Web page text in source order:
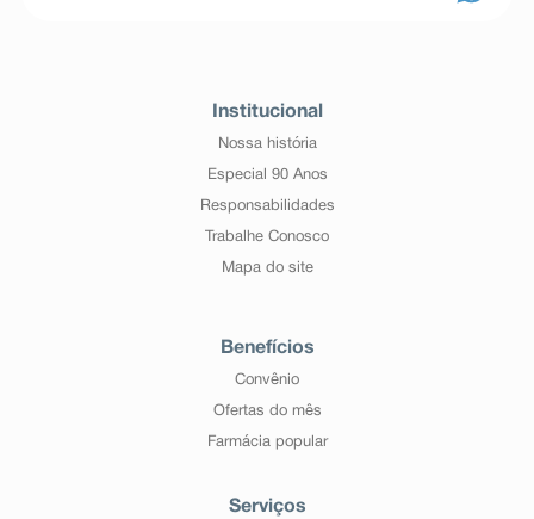
Institucional
Nossa história
Especial 90 Anos
Responsabilidades
Trabalhe Conosco
Mapa do site
Benefícios
Convênio
Ofertas do mês
Farmácia popular
Serviços